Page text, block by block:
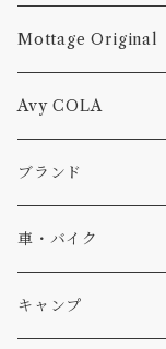
Mottage Original
Tシャツ
キャップ、ニット
ソックス
雑貨
Avy COLA
ブランド
Db
サーフ
A-Frame
車・バイク
車外
キャンプ